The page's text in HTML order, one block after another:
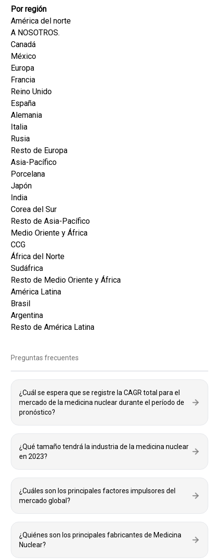
Por región
América del norte
A NOSOTROS.
Canadá
México
Europa
Francia
Reino Unido
España
Alemania
Italia
Rusia
Resto de Europa
Asia-Pacífico
Porcelana
Japón
India
Corea del Sur
Resto de Asia-Pacífico
Medio Oriente y África
CCG
África del Norte
Sudáfrica
Resto de Medio Oriente y África
América Latina
Brasil
Argentina
Resto de América Latina
Preguntas frecuentes
¿Cuál se espera que se registre la CAGR total para el
mercado de la medicina nuclear durante el período de
pronóstico?
¿Qué tamaño tendrá la industria de la medicina nuclear
en 2023?
¿Cuáles son los principales factores impulsores del
mercado global?
¿Quiénes son los principales fabricantes de Medicina
Nuclear?